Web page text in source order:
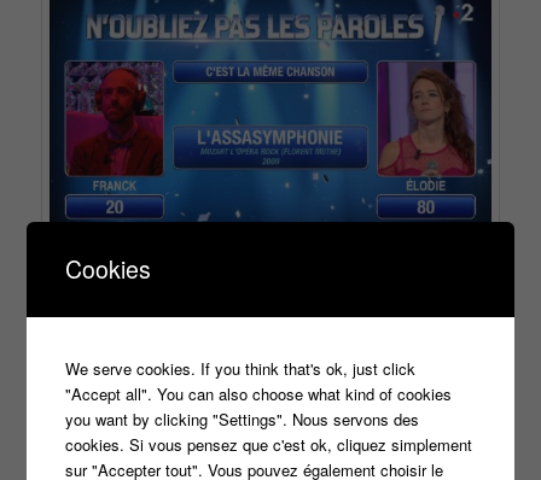
l’opèra rock,
pense que cela va être dur de battre Élodie.
Et il a raison de douter, il perd la deuxième manche
Cookies
We serve cookies. If you think that's ok, just click
"Accept all". You can also choose what kind of cookies
you want by clicking "Settings". Nous servons des
cookies. Si vous pensez que c'est ok, cliquez simplement
sur "Accepter tout". Vous pouvez également choisir le